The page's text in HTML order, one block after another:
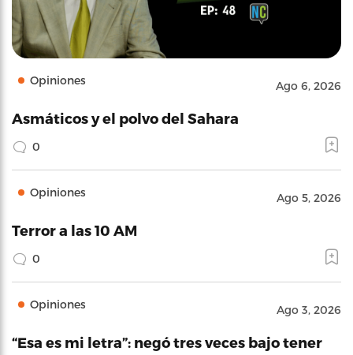
Opiniones Ago 6, 2026
Asmáticos y el polvo del Sahara
0
Opiniones Ago 5, 2026
Terror a las 10 AM
0
Opiniones Ago 3, 2026
“Esa es mi letra”: negó tres veces bajo tener